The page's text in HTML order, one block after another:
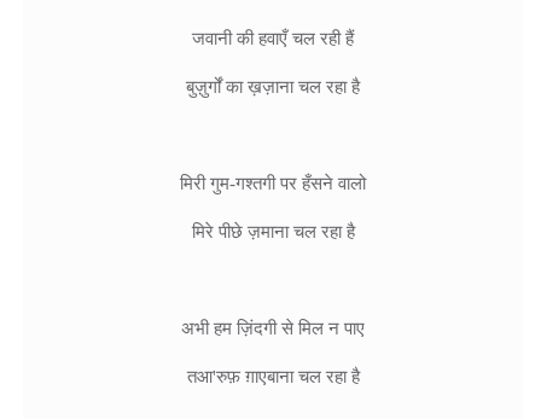
जवानी की हवाएँ चल रही हैं
बुज़ुर्गों का ख़ज़ाना चल रहा है
मिरी गुम-गश्तगी पर हँसने वालो
मिरे पीछे ज़माना चल रहा है
अभी हम ज़िंदगी से मिल न पाए
तआ'रुफ़ ग़ाएबाना चल रहा है